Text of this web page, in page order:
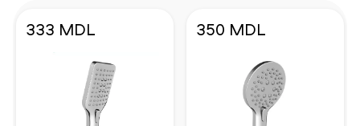
333 MDL 350 MDL